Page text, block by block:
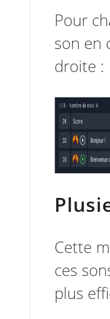
Pour
son en
droite :
Cette
ces
plus